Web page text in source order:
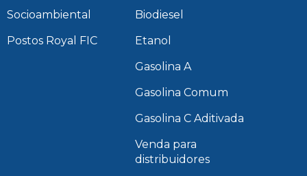
Socioambiental
Postos Royal FIC
Biodiesel
Etanol
Gasolina A
Gasolina Comum
Gasolina C Aditivada
Venda para
distribuidores